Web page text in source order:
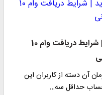
بدون ضامن آنلاین وام فوری بگیرید | شرایط دریافت وام 10
حداکثر 10 میلیون تومان آن دسته از کاربران این
حساب حداقل سه…